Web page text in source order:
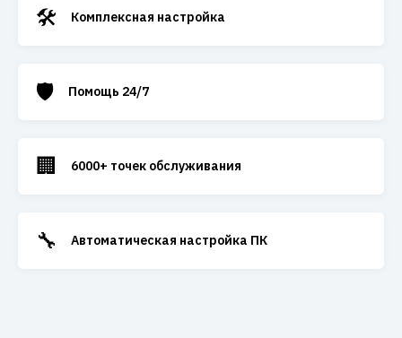
🛠️ Комплексная настройка
🛡️ Помощь 24/7
🏢 6000+ точек обслуживания
🔧 Автоматическая настройка ПК